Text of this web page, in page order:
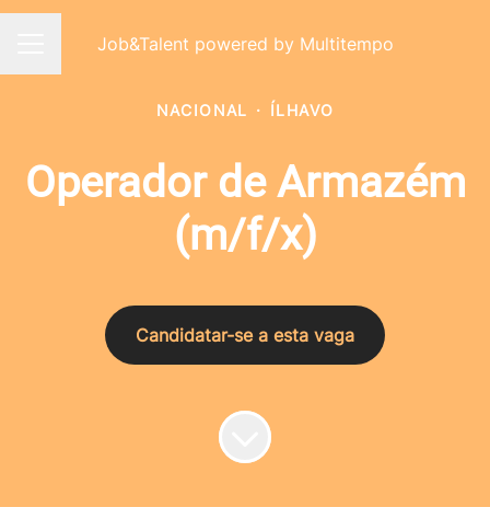
Menu de carreiras
Job&Talent powered by Multitempo
NACIONAL · ÍLHAVO
Operador de Armazém
(m/f/x)
Candidatar-se a esta vaga